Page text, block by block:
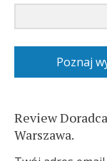
Poznaj
Review
Warszawa.